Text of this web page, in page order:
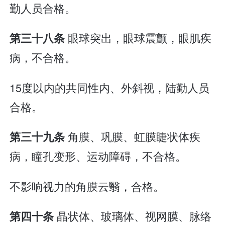
勤人员合格。
第三十八条 眼球突出，眼球震颤，眼肌疾
病，不合格。
15度以内的共同性内、外斜视，陆勤人员
合格。
第三十九条角膜、巩膜、虹膜睫状体疾
病，瞳孔变形、运动障碍，不合格。
不影响视力的角膜云翳，合格。
第四十条 晶状体、玻璃体、视网膜、脉络